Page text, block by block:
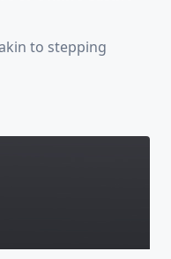
to stepping